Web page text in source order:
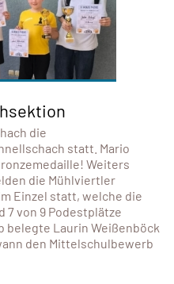
die
statt. Mario
Weiters
die Mühlviertler
Einzel statt, welche die
7 von 9 Podestplätze
belegte Laurin Weißenböck
den Mittelschulbewerb